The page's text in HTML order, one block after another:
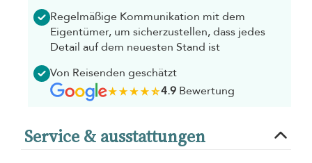
Regelmäßige Kommunikation mit dem
Eigentümer, um sicherzustellen, dass jedes
Detail auf dem neuesten Stand ist
Von Reisenden geschätzt
4.9Bewertung
Service & ausstattungen